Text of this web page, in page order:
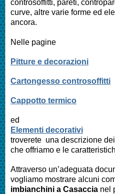
controsoffitti, pareti,
curve, altre varie forme ed
ancora.
Nelle pagine
Pitture e decorazioni
Cartongesso controsoffitti
Cappotto termico
ed
Elementi decorativi
troverete una descrizione dei
che offriamo e le
Attraverso un’adeguata
vogliamo mostrare alcuni
imbianchini a Casaccia nel